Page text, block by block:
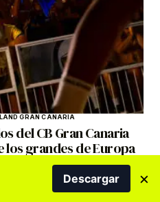
GRAN CANARIA
del CB Gran Canaria
los grandes de Europa
2026
Descargar ×